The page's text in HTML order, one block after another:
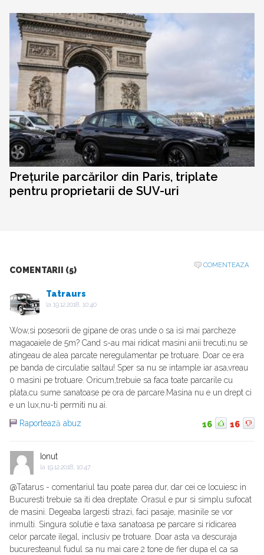
Prețurile parcărilor din Paris, triplate
pentru proprietarii de SUV-uri
COMENTARII (5)
COMENTEAZA
Tatraurs
la 19.12.2018, 10:40
Wow,si posesorii de gipane de oras unde o sa isi mai parcheze
magaoaiele de 5m? Cand s-au mai ridicat masini anii trecuti,nu se
atingeau de alea parcate neregulamentar pe trotuare. Doar ce era
pe banda de circulatie saltau! Sper sa nu se intample iar asa,vreau
0 masini pe trotuare. Oricum,trebuie sa faca toate parcarile cu
plata,cu sume sanatoase pe ora de parcare.Masina nu e un drept ci
e un lux,nu-ti permiti nu ai.
Raportează abuz
16 16
Ionut
la 19.12.2018, 10:47
@Tatarus - comentariul tau poate parea dur, dar cei ce locuiesc in
Bucuresti trebuie sa iti dea dreptate. Orasul e pur si simplu sufocat
de masini. Degeaba largesti strazi, faci pasaje, masinile se vor
inmulti. Singura solutie e taxa sanatoasa pe parcare si ridicarea
celor parcate ilegal, inclusiv pe trotuare. Doar asta va descuraja
bucuresteanul fudul sa nu mai care 2 tone de fier dupa el ca sa